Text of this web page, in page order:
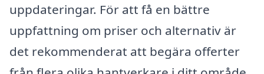
uppdateringar. För att få en bättre
uppfattning om priser och alternativ är
det rekommenderat att begära offerter